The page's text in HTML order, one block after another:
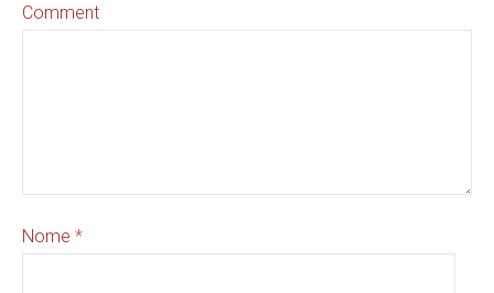
Comment
Nome *